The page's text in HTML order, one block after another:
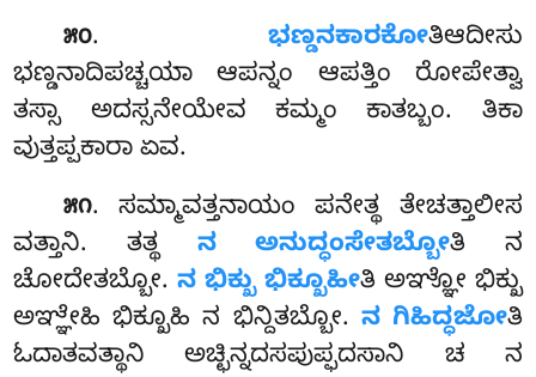
೫೦. ಭಣ್ಡನಕಾರಕೋತಿಆದೀಸು
ಭಣ್ಡನಾದಿಪಚ್ಚಯಾ ಆಪನ್ನಂ ಆಪತ್ತಿಂ ರೋಪೇತ್ವಾ
ತಸ್ಸಾ ಅದಸ್ಸನೇಯೇವ ಕಮ್ಮಂ ಕಾತಬ್ಬಂ. ತಿಕಾ
ವುತ್ತಪ್ಪಕಾರಾ ಏವ.
೫೧. ಸಮ್ಮಾವತ್ತನಾಯಂ ಪನೇತ್ಥ ತೇಚತ್ತಾಲೀಸ
ವತ್ತಾನಿ. ತತ್ಥ ನ ಅನುದ್ಧಂಸೇತಬ್ಬೋತಿ ನ
ಚೋದೇತಬ್ಬೋ.ನ ಭಿಕ್ಖು ಭಿಕ್ಖೂಹೀತಿ ಅಞ್ಞೋ ಭಿಕ್ಖು
ಅಞ್ಞೇಹಿ ಭಿಕ್ಖೂಹಿ ನ ಭಿನ್ದಿತಬ್ಬೋ. ನ ಗಿಹಿದ್ಧಜೋತಿ
ಓದಾತವತ್ಥಾನಿ ಅಚ್ಛಿನ್ನದಸಪುಪ್ಫದಸಾನಿ ಚ ನ